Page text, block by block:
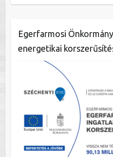
Egerfarmosi
energetikai